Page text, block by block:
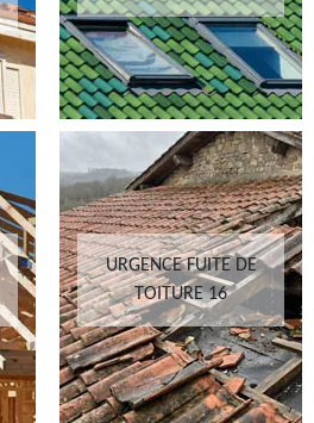
URGENCE FUITE DE
TOITURE 16